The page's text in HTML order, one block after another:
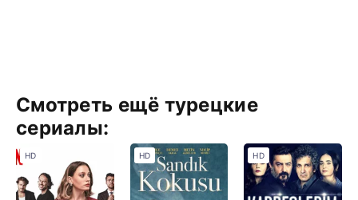
Смотреть ещё турецкие
сериалы:
HD HD HD